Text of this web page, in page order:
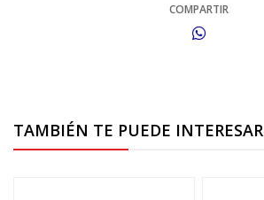
COMPARTIR
TAMBIÉN TE PUEDE INTERESAR